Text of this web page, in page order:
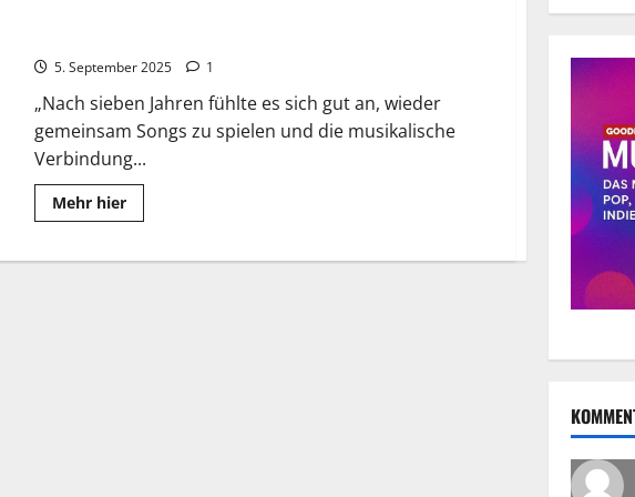
5. September 2025 1
„Nach sieben Jahren fühlte es sich gut an, wieder
gemeinsam Songs zu spielen und die musikalische
Verbindung...
Mehr hierRead
more
Comeback